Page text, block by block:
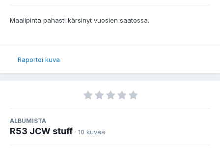
Maalipinta pahasti kärsinyt vuosien saatossa.
Raportoi kuva
ALBUMISTA
R53 JCW stuff · 10 kuvaa